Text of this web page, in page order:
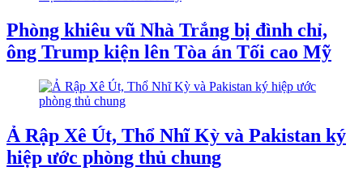
Phòng khiêu vũ Nhà Trắng bị đình chỉ,
ông Trump kiện lên Tòa án Tối cao Mỹ
Ả Rập Xê Út, Thổ Nhĩ Kỳ và Pakistan ký
hiệp ước phòng thủ chung